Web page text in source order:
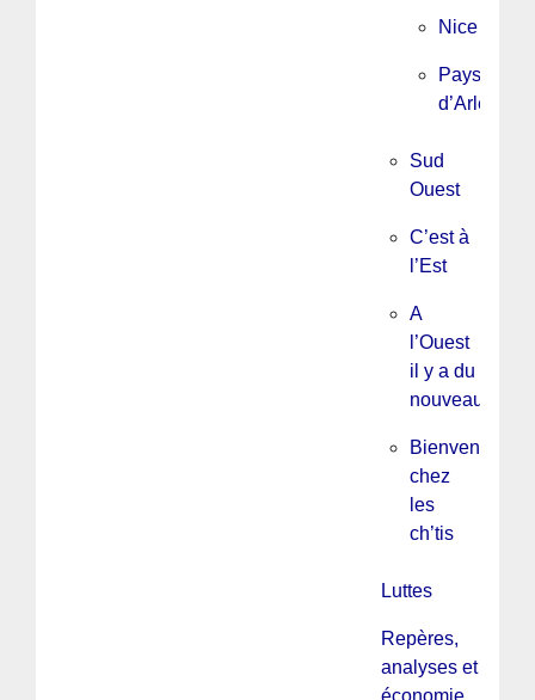
Nice
Pays
d’Arles
Sud
Ouest
C’est à
l’Est
A
l’Ouest
il y a du
nouveau
Bienvenue
chez
les
ch’tis
Luttes
Repères,
analyses et